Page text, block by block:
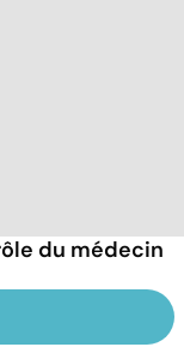
du médecin